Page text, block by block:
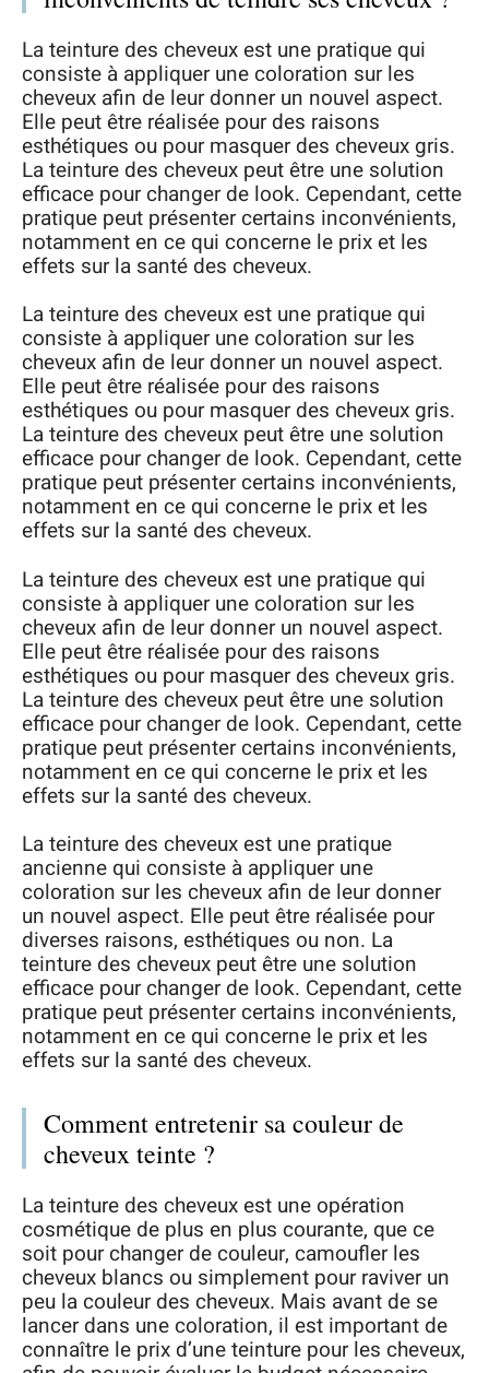
La teinture des cheveux est une pratique qui
consiste à appliquer une coloration sur les
cheveux afin de leur donner un nouvel aspect.
Elle peut être réalisée pour des raisons
esthétiques ou pour masquer des cheveux gris.
La teinture des cheveux peut être une solution
efficace pour changer de look. Cependant, cette
pratique peut présenter certains inconvénients,
notamment en ce qui concerne le prix et les
effets sur la santé des cheveux.
La teinture des cheveux est une pratique qui
consiste à appliquer une coloration sur les
cheveux afin de leur donner un nouvel aspect.
Elle peut être réalisée pour des raisons
esthétiques ou pour masquer des cheveux gris.
La teinture des cheveux peut être une solution
efficace pour changer de look. Cependant, cette
pratique peut présenter certains inconvénients,
notamment en ce qui concerne le prix et les
effets sur la santé des cheveux.
La teinture des cheveux est une pratique qui
consiste à appliquer une coloration sur les
cheveux afin de leur donner un nouvel aspect.
Elle peut être réalisée pour des raisons
esthétiques ou pour masquer des cheveux gris.
La teinture des cheveux peut être une solution
efficace pour changer de look. Cependant, cette
pratique peut présenter certains inconvénients,
notamment en ce qui concerne le prix et les
effets sur la santé des cheveux.
La teinture des cheveux est une pratique
ancienne qui consiste à appliquer une
coloration sur les cheveux afin de leur donner
un nouvel aspect. Elle peut être réalisée pour
diverses raisons, esthétiques ou non. La
teinture des cheveux peut être une solution
efficace pour changer de look. Cependant, cette
pratique peut présenter certains inconvénients,
notamment en ce qui concerne le prix et les
effets sur la santé des cheveux.
Comment entretenir sa couleur de
cheveux teinte ?
La teinture des cheveux est une opération
cosmétique de plus en plus courante, que ce
soit pour changer de couleur, camoufler les
cheveux blancs ou simplement pour raviver un
peu la couleur des cheveux. Mais avant de se
lancer dans une coloration, il est important de
connaître le prix d’une teinture pour les cheveux,